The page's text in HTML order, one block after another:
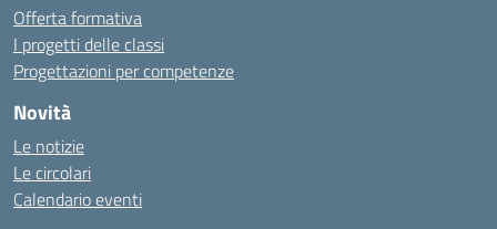
Offerta formativa
I progetti delle classi
Progettazioni per competenze
Novità
Le notizie
Le circolari
Calendario eventi